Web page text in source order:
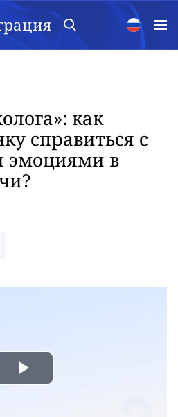
как
справиться с
эмоциями в
Play